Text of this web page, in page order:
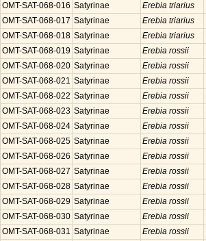
OMT-SAT-068-016 Satyrinae Erebia triarius
OMT-SAT-068-017 Satyrinae Erebia triarius
OMT-SAT-068-018 Satyrinae Erebia triarius
OMT-SAT-068-019 Satyrinae Erebia rossii
OMT-SAT-068-020 Satyrinae Erebia rossii
OMT-SAT-068-021 Satyrinae Erebia rossii
OMT-SAT-068-022 Satyrinae Erebia rossii
OMT-SAT-068-023 Satyrinae Erebia rossii
OMT-SAT-068-024 Satyrinae Erebia rossii
OMT-SAT-068-025 Satyrinae Erebia rossii
OMT-SAT-068-026 Satyrinae Erebia rossii
OMT-SAT-068-027 Satyrinae Erebia rossii
OMT-SAT-068-028 Satyrinae Erebia rossii
OMT-SAT-068-029 Satyrinae Erebia rossii
OMT-SAT-068-030 Satyrinae Erebia rossii
OMT-SAT-068-031 Satyrinae Erebia rossii